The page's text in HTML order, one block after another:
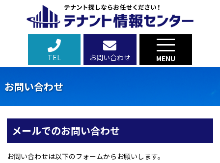
TEL お問い合わせ MENU
お問い合わせ
メールでのお問い合わせ
お問い合わせは以下のフォームからお願いします。